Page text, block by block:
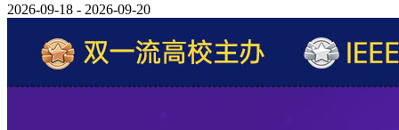
2026-09-18 - 2026-09-20